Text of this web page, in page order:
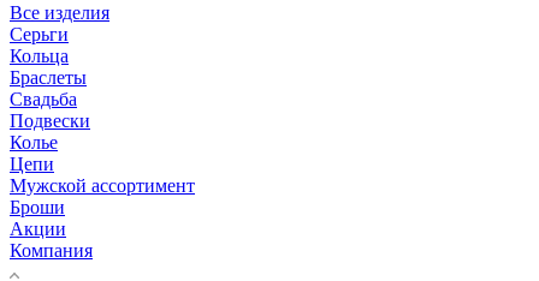
Все изделия
Серьги
Кольца
Браслеты
Свадьба
Подвески
Колье
Цепи
Мужской ассортимент
Броши
Акции
Компания